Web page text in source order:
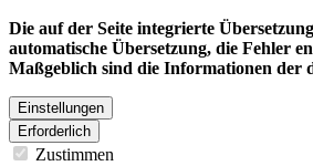
Die auf der Seite integrierte
automatische Übersetzung, die Fehler
Maßgeblich sind die Informationen der
Einstellungen
Erforderlich
Zustimmen